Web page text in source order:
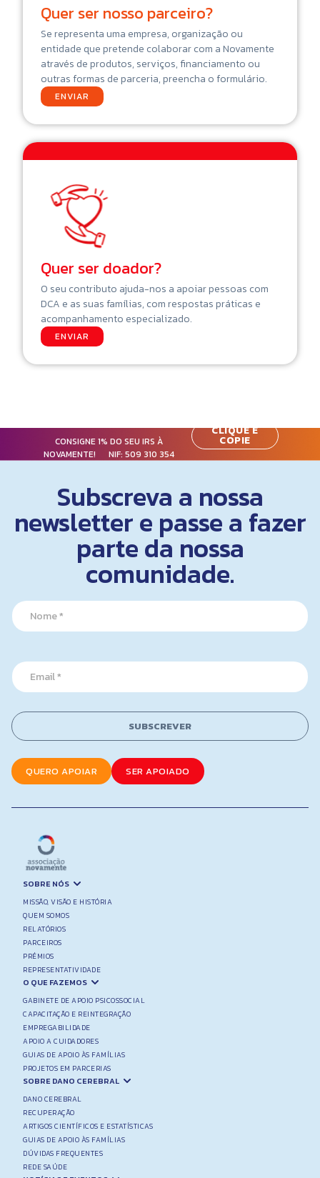
Quer ser nosso parceiro?
Se representa uma empresa, organização ou
entidade que pretende colaborar com a Novamente
através de produtos, serviços, financiamento ou
outras formas de parceria, preencha o formulário.
ENVIAR
Quer ser doador?
O seu contributo ajuda-nos a apoiar pessoas com
DCA e as suas famílias, com respostas práticas e
acompanhamento especializado.
ENVIAR
CONSIGNE 1% DO SEU IRS À
NOVAMENTE! NIF:509 310 354
CLIQUE E
COPIE
Subscreva a nossa
newsletter e passe a fazer
parte da nossa
comunidade.
N
a
m
N
a
e
N
a
e
E
m
a
l
*
SUBSCREVER
QUERO APOIAR SER APOIADO
SOBRE NÓS
MISSÃO, VISÃO E HISTÓRIA
QUEM SOMOS
RELATÓRIOS
PARCEIROS
PRÉMIOS
REPRESENTATIVIDADE
O QUE FAZEMOS
GABINETE DE APOIO PSICOSSOCIAL
CAPACITAÇÃO E REINTEGRAÇÃO
EMPREGABILIDADE
APOIO A CUIDADORES
GUIAS DE APOIO ÀS FAMÍLIAS
PROJETOS EM PARCERIAS
SOBRE DANO CEREBRAL
DANO CEREBRAL
RECUPERAÇÃO
ARTIGOS CIENTÍFICOS E ESTATÍSTICAS
GUIAS DE APOIO ÀS FAMÍLIAS
DÚVIDAS FREQUENTES
REDE SAÚDE